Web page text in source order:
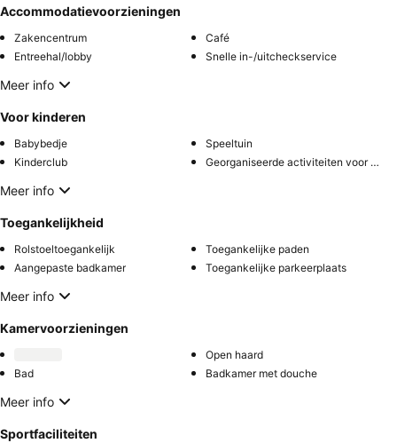
Accommodatievoorzieningen
Zakencentrum
Café
Entreehal/lobby
Snelle in-/uitcheckservice
Meer info
Voor kinderen
Babybedje
Speeltuin
Kinderclub
Georganiseerde activiteiten voor kinderen
Meer info
Toegankelijkheid
Rolstoeltoegankelijk
Toegankelijke paden
Aangepaste badkamer
Toegankelijke parkeerplaats
Meer info
Kamervoorzieningen
Open haard
Bad
Badkamer met douche
Meer info
Sportfaciliteiten